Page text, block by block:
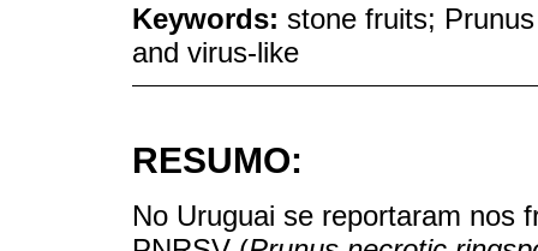
Keywords: stone fruits;
and virus-like
RESUMO:
No Uruguai se reportaram nos